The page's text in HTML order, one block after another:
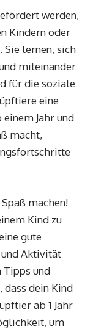
werden,
Kindern oder
Sie lernen, sich
miteinander
für die soziale
eine
Jahr und
macht,
machen!
Kind zu
gute
Aktivität
Tipps und
dass dein Kind
ab 1 Jahr
um